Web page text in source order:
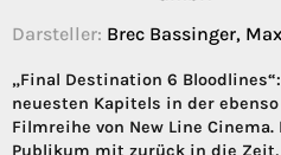
Darsteller: Brec Bassinger,
„Final Destination 6
neuesten Kapitels in der
Filmreihe von New Line
Publikum mit zurück in die